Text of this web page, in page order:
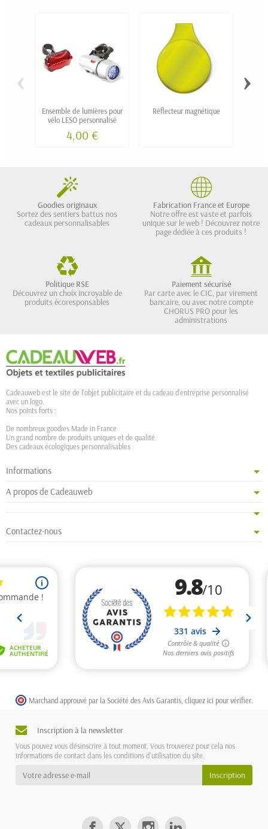
Ensemble de lumières pour
vélo LESO personnalisé
4,00 €
Réflecteur magnétique
‹ ›
Goodies originaux
Sortez des sentiers battus nos
cadeaux personnalisables
Fabrication France et Europe
Notre offre est vaste et parfois
unique sur le web ! Découvrez notre
page dédiée à ces produits !
Politique RSE
Découvrez un choix incroyable de
produits écoresponsables
Paiement sécurisé
Par carte avec le CIC, par virement
bancaire, ou avec notre compte
CHORUS PRO pour les
administrations
Cadeauweb est le site de l'objet publicitaire et du cadeau d'entreprise personnalisé
avec un logo.
Nos points forts :
De nombreux goodies Made in France
Un grand nombre de produits uniques et de qualité
Des cadeaux écologiques personnalisables
Informations
A propos de Cadeauweb
Contactez-nous
Marchand approuvé par la Société des Avis Garantis, cliquez ici pour vérifier
Inscription à la newsletter
Vous pouvez vous désinscrire à tout moment. Vous trouverez pour cela nos
informations de contact dans les conditions d'utilisation du site.